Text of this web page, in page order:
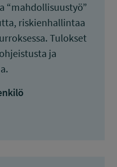
“mahdollisuustyö”
riskienhallintaa
Tulokset
ja